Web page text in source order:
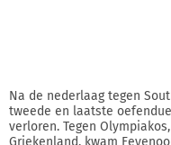
Na de nederlaag tegen
tweede en laatste
verloren. Tegen
Griekenland, kwam